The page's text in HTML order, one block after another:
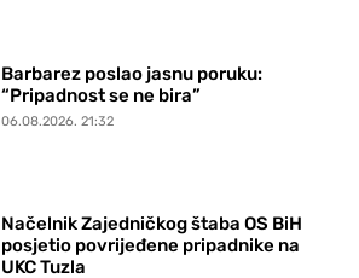
Barbarez poslao jasnu poruku:
“Pripadnost se ne bira”
06.08.2026. 21:32
Načelnik Zajedničkog štaba OS BiH
posjetio povrijeđene pripadnike na
UKC Tuzla